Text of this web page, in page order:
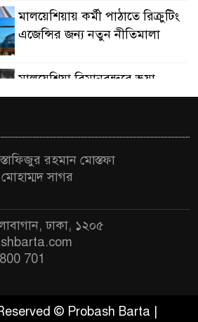
মালয়েশিয়ায় কর্মী পাঠাতে রিক্রুটিং
এজেন্সির জন্য নতুন নীতিমালা
মালয়েশিয়া বিমানবন্দরে ভুয়া
ভিসায় আটকের তালিকার শীর্ষে
অভিযোগে ৫ বাংলাদেশি গ্রেফতার
কুয়ালালামপুরে বিশেষ অভিযানে
বাংলাদেশিসহ ৭৭০ অভিবাসী আটক
ইসলাম
রহমান মোস্তফা
সাগর
ঢাকা, ১২০৫
701
© Probash Barta |